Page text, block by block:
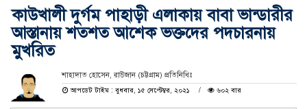
কাউখালী দুর্গম পাহাড়ী এলাকায় বাবা ভান্ডারীর
আস্তানায় শতশত আশেক ভক্তদের পদচারনায়
মুখরিত
শাহাদাত হোসেন, রাউজান (চট্টগ্রাম) প্রতিনিধিঃ
আপডেট টাইম : বুধবার, ১৫ সেপ্টেম্বর, ২০২১
৬০২ বার